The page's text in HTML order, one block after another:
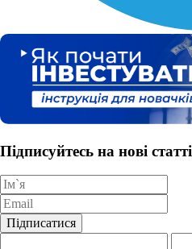
Підписуйтесь на нові статті
Підписатися